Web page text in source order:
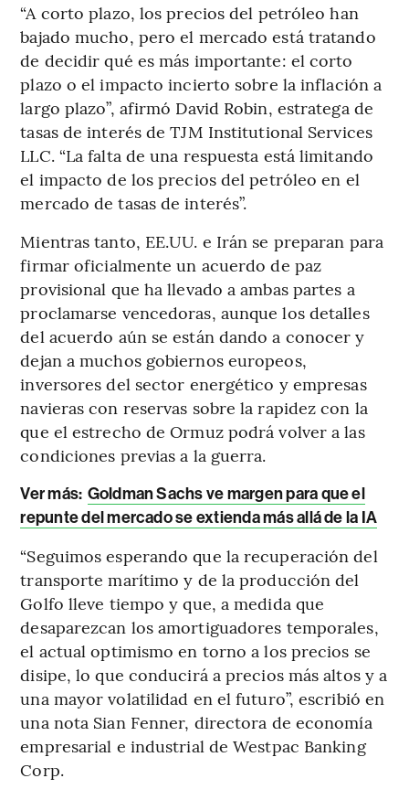
“A corto plazo, los precios del petróleo han
bajado mucho, pero el mercado está tratando
de decidir qué es más importante: el corto
plazo o el impacto incierto sobre la inflación a
largo plazo”, afirmó David Robin, estratega de
tasas de interés de TJM Institutional Services
LLC. “La falta de una respuesta está limitando
el impacto de los precios del petróleo en el
mercado de tasas de interés”.
Mientras tanto, EE.UU. e Irán se preparan para
firmar oficialmente un acuerdo de paz
provisional que ha llevado a ambas partes a
proclamarse vencedoras, aunque los detalles
del acuerdo aún se están dando a conocer y
dejan a muchos gobiernos europeos,
inversores del sector energético y empresas
navieras con reservas sobre la rapidez con la
que el estrecho de Ormuz podrá volver a las
condiciones previas a la guerra.
Ver más: Goldman Sachs ve margen para que el
repunte del mercado se extienda más allá de la IA
“Seguimos esperando que la recuperación del
transporte marítimo y de la producción del
Golfo lleve tiempo y que, a medida que
desaparezcan los amortiguadores temporales,
el actual optimismo en torno a los precios se
disipe, lo que conducirá a precios más altos y a
una mayor volatilidad en el futuro”, escribió en
una nota Sian Fenner, directora de economía
empresarial e industrial de Westpac Banking
Corp.